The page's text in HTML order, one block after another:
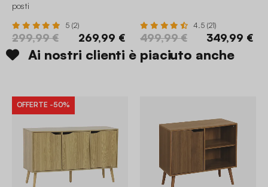
posti
5 (2)
299,99 € 269,99 €
4.5 (21)
499,99 € 349,99 €
Ai nostri clienti è piaciuto anche
OFFERTE -50%